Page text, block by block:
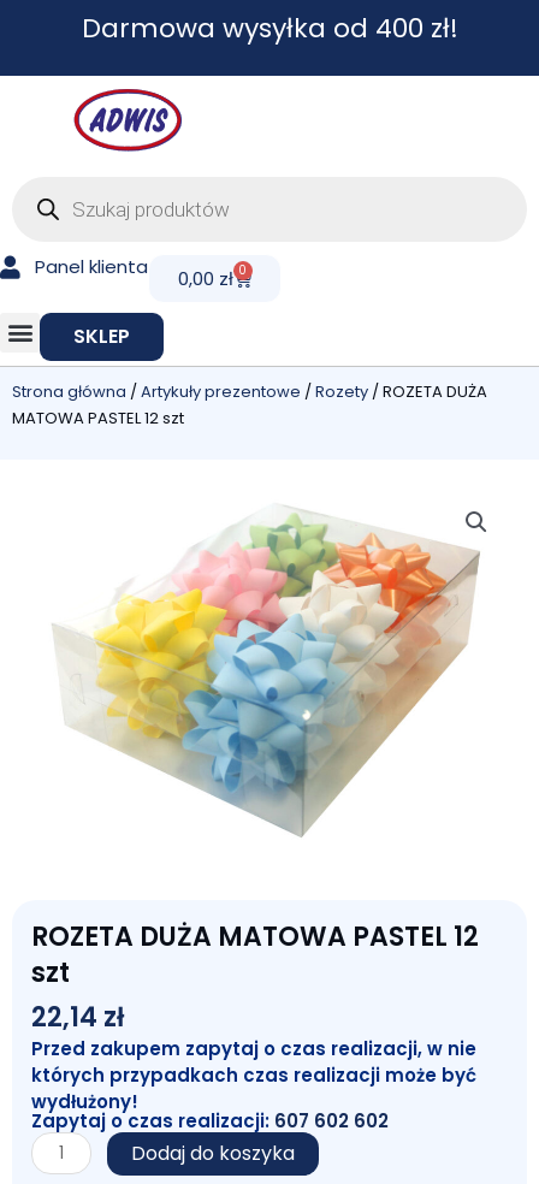
Darmowa wysyłka od 400 zł!
Panel klienta 0,00 zł 0
Cart
SKLEP
Strona główna /Artykuły prezentowe /Rozety / ROZETA DUŻA
MATOWA PASTEL 12 szt
ROZETA DUŻA MATOWA PASTEL 12
szt
22,14 zł
Przed zakupem zapytaj o czas realizacji, w nie
których przypadkach czas realizacji może być
wydłużony!
Zapytaj o czas realizacji: 607 602 602
ilość
ROZETA
Dodaj do koszyka